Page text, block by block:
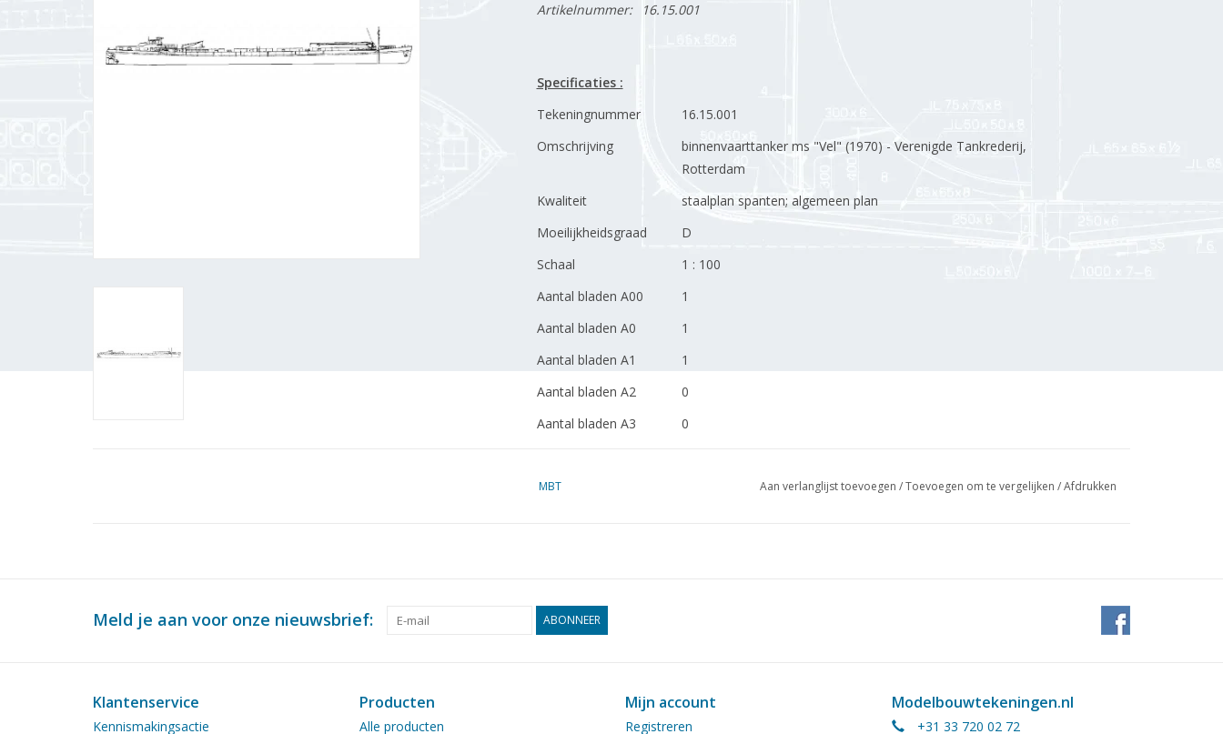
Artikelnummer: 16.15.001
Specificaties :
Tekeningnummer
16.15.001
Omschrijving
binnenvaarttanker ms "Vel" (1970) - Verenigde Tankrederij,
Rotterdam
Kwaliteit
staalplan spanten; algemeen plan
Moeilijkheidsgraad
D
Schaal
1 : 100
Aantal bladen A00
1
Aantal bladen A0
1
Aantal bladen A1
1
Aantal bladen A2
0
Aantal bladen A3
0
Totaal aantal bladen
Bijzonderheden
MBT Aan verlanglijst toevoegen /Toevoegen om te vergelijken /Afdrukken
Meld je aan voor onze nieuwsbrief: ABONNEER
Klantenservice
Kennismakingsactie
Producten
Alle producten
Mijn account
Registreren
Modelbouwtekeningen.nl
+31 33 720 02 72